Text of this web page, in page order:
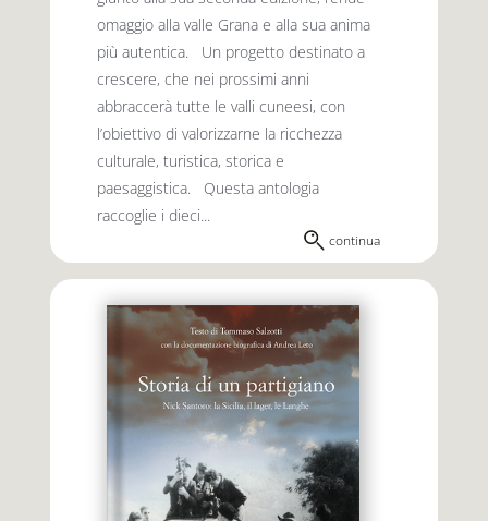
omaggio alla valle Grana e alla sua anima
più autentica. Un progetto destinato a
crescere, che nei prossimi anni
abbraccerà tutte le valli cuneesi, con
l’obiettivo di valorizzarne la ricchezza
culturale, turistica, storica e
paesaggistica. Questa antologia
raccoglie i dieci...
continua